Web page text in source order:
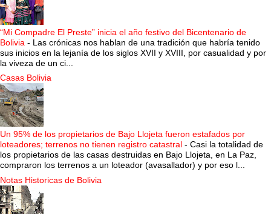
“Mi Compadre El Preste” inicia el año festivo del Bicentenario de
Bolivia - Las crónicas nos hablan de una tradición que habría tenido
sus inicios en la lejanía de los siglos XVII y XVIII, por casualidad y por
la viveza de un ci...
Casas Bolivia
Un 95% de los propietarios de Bajo Llojeta fueron estafados por
loteadores; terrenos no tienen registro catastral - Casi la totalidad de
los propietarios de las casas destruidas en Bajo Llojeta, en La Paz,
compraron los terrenos a un loteador (avasallador) y por eso l...
Notas Historicas de Bolivia